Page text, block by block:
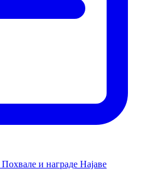
Похвале и награде Најаве